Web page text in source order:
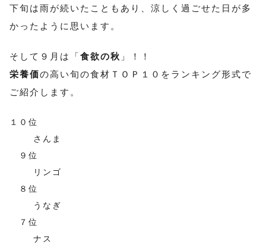
下旬は雨が続いたこともあり、涼しく過ごせた日が多
かったように思います。
そして９月は「食欲の秋 」！！
栄養価の高い旬の食材ＴＯＰ１０をランキング形式で
ご紹介します。
１０位
さんま
９位
リンゴ
８位
うなぎ
７位
ナス